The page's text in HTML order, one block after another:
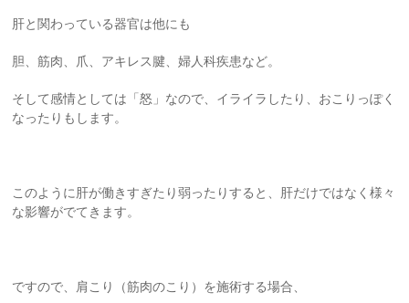
肝と関わっている器官は他にも
胆、筋肉、爪、アキレス腱、婦人科疾患など。
そして感情としては「怒」なので、イライラしたり、おこりっぽく
なったりもします。
このように肝が働きすぎたり弱ったりすると、肝だけではなく様々
な影響がでてきます。
ですので、肩こり（筋肉のこり）を施術する場合、